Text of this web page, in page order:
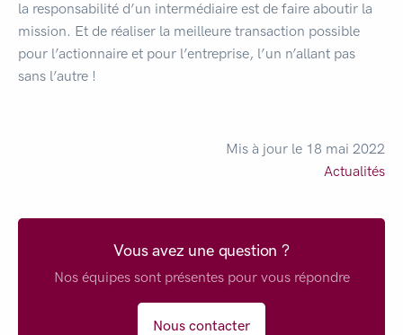
la responsabilité d’un intermédiaire est de faire aboutir la
mission. Et de réaliser la meilleure transaction possible
pour l’actionnaire et pour l’entreprise, l’un n’allant pas
sans l’autre !
Mis à jour le 18 mai 2022
Actualités
Vous avez une question ?
Nos équipes sont présentes pour vous répondre
Nous contacter